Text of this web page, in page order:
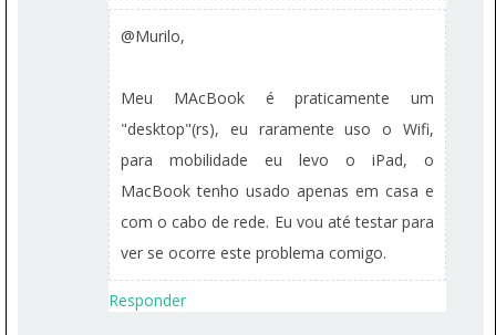
@Murilo,
Meu MAcBook é praticamente um
"desktop"(rs), eu raramente uso o Wifi,
para mobilidade eu levo o iPad, o
MacBook tenho usado apenas em casa e
com o cabo de rede. Eu vou até testar para
ver se ocorre este problema comigo.
Responder